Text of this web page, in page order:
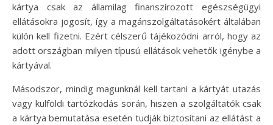
kártya csak az államilag finanszírozott egészségügyi
ellátásokra jogosít, így a magánszolgáltatásokért általában
külön kell fizetni. Ezért célszerű tájékozódni arról, hogy az
adott országban milyen típusú ellátások vehetők igénybe a
kártyával.
Másodszor, mindig magunknál kell tartani a kártyát utazás
vagy külföldi tartózkodás során, hiszen a szolgáltatók csak
a kártya bemutatása esetén tudják biztosítani az ellátást a